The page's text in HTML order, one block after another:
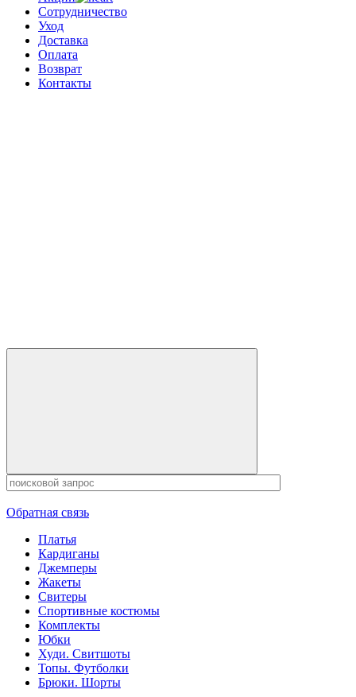
Сотрудничество
Уход
Доставка
Оплата
Возврат
Контакты
Обратная связь
Платья
Кардиганы
Джемперы
Жакеты
Свитеры
Спортивные костюмы
Комплекты
Юбки
Худи. Свитшоты
Топы. Футболки
Брюки. Шорты